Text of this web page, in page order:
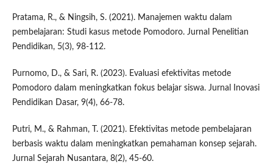
Pratama, R., & Ningsih, S. (2021). Manajemen waktu dalam
pembelajaran: Studi kasus metode Pomodoro. Jurnal Penelitian
Pendidikan, 5(3), 98-112.
Purnomo, D., & Sari, R. (2023). Evaluasi efektivitas metode
Pomodoro dalam meningkatkan fokus belajar siswa. Jurnal Inovasi
Pendidikan Dasar, 9(4), 66-78.
Putri, M., & Rahman, T. (2021). Efektivitas metode pembelajaran
berbasis waktu dalam meningkatkan pemahaman konsep sejarah.
Jurnal Sejarah Nusantara, 8(2), 45-60.